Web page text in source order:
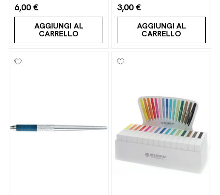
6,00 €
AGGIUNGI AL
CARRELLO
3,00 €
AGGIUNGI AL
CARRELLO